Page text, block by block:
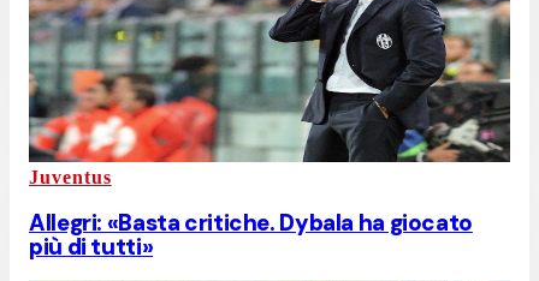
Juventus
Allegri: «Basta critiche. Dybala ha giocato
più di tutti»